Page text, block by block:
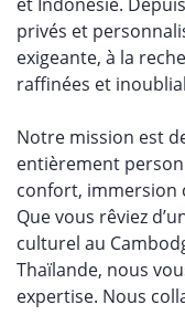
privés et
exigeante, à la
raffinées et
Notre mission est
entièrement
confort, immersion
Que vous rêviez
culturel au
Thaïlande, nous
expertise. Nous